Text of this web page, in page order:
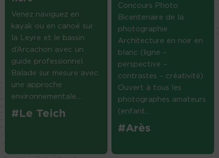
Venez naviguez en
kayak ou en canoë sur
la Leyre et le bassin
d’Arcachon avec un
guide professionnel.
Balade sur mesure avec
une approche
environnementale....
#Le Teich
Concours Photo
Bicentenaire de la
photographie
Architecture en noir en
blanc (ligne –
perspective –
contrastes – créativité)
Ouvert à tous les
photographes amateurs
(enfant...
#Arès